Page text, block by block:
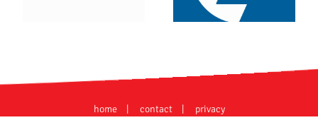
home contact privacy